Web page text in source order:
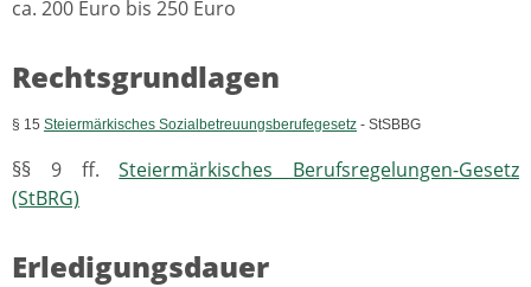
ca. 200 Euro bis 250 Euro
Rechtsgrundlagen
§ 15 Steiermärkisches Sozialbetreuungsberufegesetz - StSBBG
§§ 9 ff.Steiermärkisches Berufsregelungen-Gesetz
(StBRG)
Erledigungsdauer